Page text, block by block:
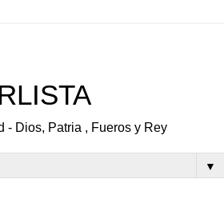
- Dios, Patria , Fueros y Rey
▼